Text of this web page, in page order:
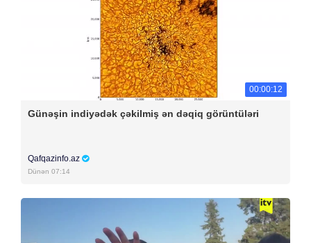
00:00:12
Günəşin indiyədək çəkilmiş ən dəqiq görüntüləri
Qafqazinfo.az
Dünən 07:14